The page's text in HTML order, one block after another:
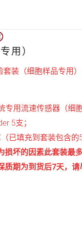
用）
套装（细胞样品专用
专用流速传感器（细
5支；
（已填充到套装包含的
损坏的因素此套装最
质期为到货后7天，